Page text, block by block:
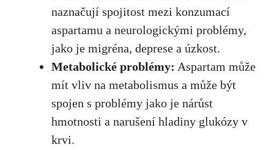
naznačují spojitost mezi⁤ konzumací
aspartamu a neurologickými problémy,
jako je migréna, deprese a úzkost.
Metabolické ‍problémy: Aspartam může
mít vliv na metabolismus a může být
spojen s problémy‌ jako je nárůst
hmotnosti a narušení hladiny glukózy v
krvi.